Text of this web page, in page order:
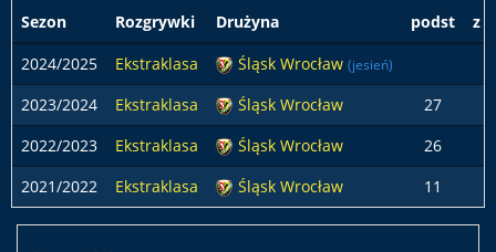
Sezon Rozgrywki Drużyna podst
z
2024/2025
Ekstraklasa Śląsk Wrocław (jesień)
2023/2024 Ekstraklasa Śląsk Wrocław 27
2022/2023
Ekstraklasa Śląsk Wrocław 26
2021/2022
Ekstraklasa Śląsk Wrocław 11